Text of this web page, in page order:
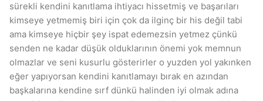
sürekli kendini kanıtlama ihtiyacı hissetmiş ve başarıları
kimseye yetmemiş biri için çok da ilginç bir his değil tabi
ama kimseye hiçbir şey ispat edemezsin yetmez çünkü
senden ne kadar düşük olduklarının önemi yok memnun
olmazlar ve seni kusurlu gösterirler o yuzden yol yakınken
eğer yapıyorsan kendini kanıtlamayı bırak en azından
başkalarına kendine sırf dünkü halinden iyi olmak adına